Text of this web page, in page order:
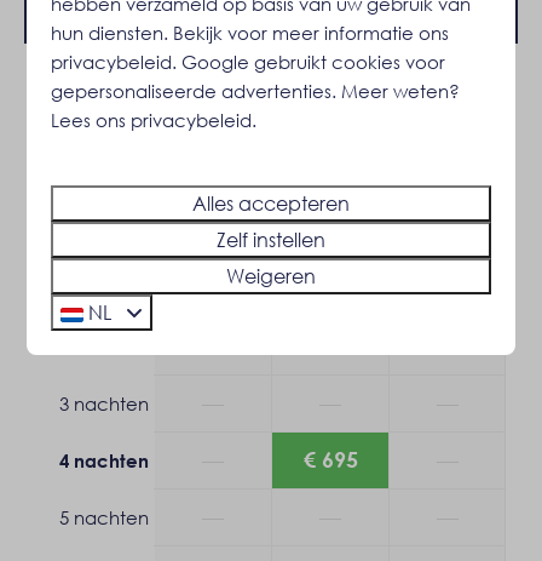
Rustige ligging
Op een resort
Buiten
Ligstoel
Parkeerplaats: 1
Zonnewering: Zonnescherm
Rookmelder
Verwarming & Verkoeling
2 gasten
zo
16 aug
ma
17 aug
di
1 nacht
— — —
3 nachten
4 nachten € 695
5 nachten
hun diensten. Bekijk voor meer informatie ons
privacybeleid.Google gebruikt cookies voor
gepersonaliseerde advertenties. Meer weten?
Lees ons privacybeleid.
Alles accepteren
Zelf instellen
Weigeren
NL